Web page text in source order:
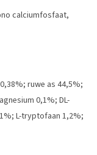
calciumfosfaat,
ruwe as 44,5%;
0,1%; DL-
L-tryptofaan 1,2%;